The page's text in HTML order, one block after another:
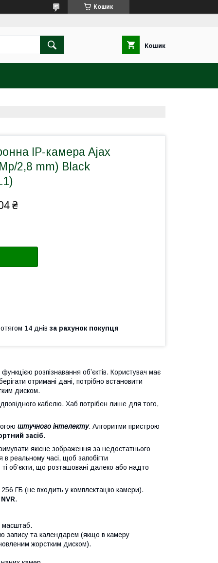
Кошик
Кошик
IP-камера Ajax
2,8 mm) Black
₴
14 днів за рахунок покупця
розпізнавання обʼєктів. Користувач має
отримані дані, потрібно встановити
диском.
кабелю. Хаб потрібен лише для того,
штучного інтелекту. Алгоритми пристрою
засіб.
якісне зображення за недостатнього
в реальному часі, щоб запобігти
об’єкти, що розташовані далеко або надто
ГБ (не входить у комплектацію камери).
NVR.
масштаб.
запису та календарем (якщо в камеру
жорстким диском).